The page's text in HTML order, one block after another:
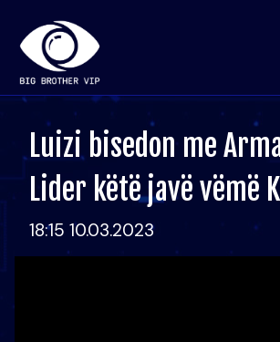
Luizi bisedon me
Lider këtë javë vëmë
18:15 10.03.2023